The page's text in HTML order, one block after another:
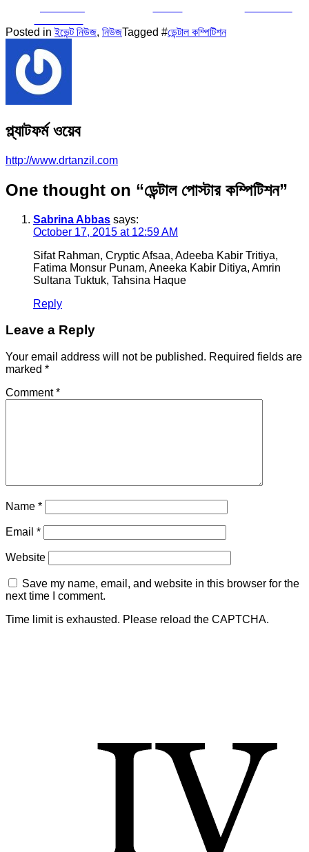
Posted inইভেন্ট নিউজ, নিউজTagged #ডেন্টাল কম্পিটিশন
প্ল্যাটফর্ম ওয়েব
http://www.drtanzil.com
One thought on “ডেন্টাল পোস্টার কম্পিটিশন”
Sabrina Abbas says:
October 17, 2015 at 12:59 AM
Sifat Rahman, Cryptic Afsaa, Adeeba Kabir Tritiya,
Fatima Monsur Punam, Aneeka Kabir Ditiya, Amrin
Sultana Tuktuk, Tahsina Haque
Reply
Leave a Reply
Your email address will not be published. Required fields are
marked *
Comment*
Name *
Email *
Website
Save my name, email, and website in this browser for the
next time I comment.
Time limit is exhausted. Please reload the CAPTCHA.